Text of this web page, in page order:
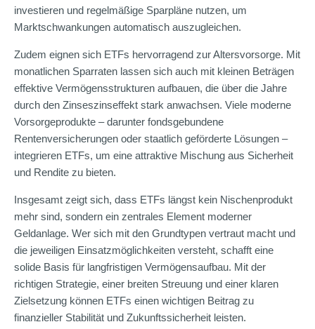
investieren und regelmäßige Sparpläne nutzen, um
Marktschwankungen automatisch auszugleichen.
Zudem eignen sich ETFs hervorragend zur Altersvorsorge. Mit
monatlichen Sparraten lassen sich auch mit kleinen Beträgen
effektive Vermögensstrukturen aufbauen, die über die Jahre
durch den Zinseszinseffekt stark anwachsen. Viele moderne
Vorsorgeprodukte – darunter fondsgebundene
Rentenversicherungen oder staatlich geförderte Lösungen –
integrieren ETFs, um eine attraktive Mischung aus Sicherheit
und Rendite zu bieten.
Insgesamt zeigt sich, dass ETFs längst kein Nischenprodukt
mehr sind, sondern ein zentrales Element moderner
Geldanlage. Wer sich mit den Grundtypen vertraut macht und
die jeweiligen Einsatzmöglichkeiten versteht, schafft eine
solide Basis für langfristigen Vermögensaufbau. Mit der
richtigen Strategie, einer breiten Streuung und einer klaren
Zielsetzung können ETFs einen wichtigen Beitrag zu
finanzieller Stabilität und Zukunftssicherheit leisten.